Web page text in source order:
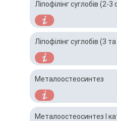
Ліпофілінг суглобів (2-3
Ліпофілінг суглобів (3
Металоостеосинтез
Металоостеосинтез І